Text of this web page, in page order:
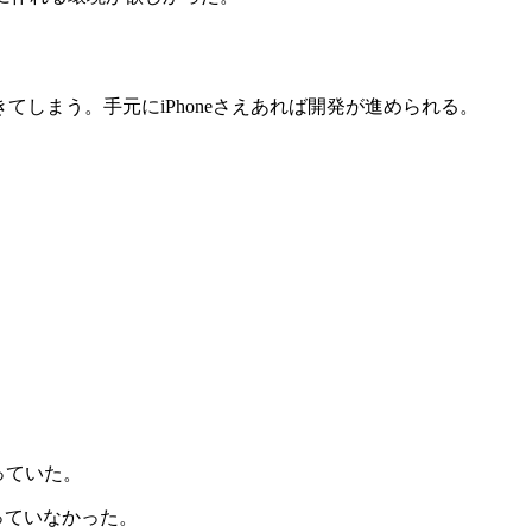
しまう。手元にiPhoneさえあれば開発が進められる。
いた。
いなかった。